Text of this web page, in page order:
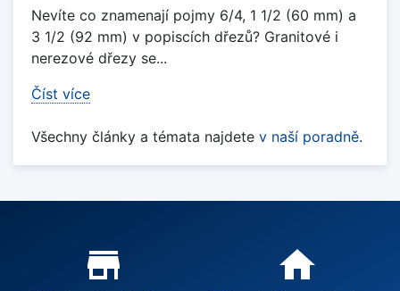
Nevíte co znamenají pojmy 6/4, 1 1/2 (60 mm) a
3 1/2 (92 mm) v popiscích dřezů? Granitové i
nerezové dřezy se...
Číst více
Všechny články a témata najdete v naší poradně.
Proč nakupovat u nás?
store_mall_directory home